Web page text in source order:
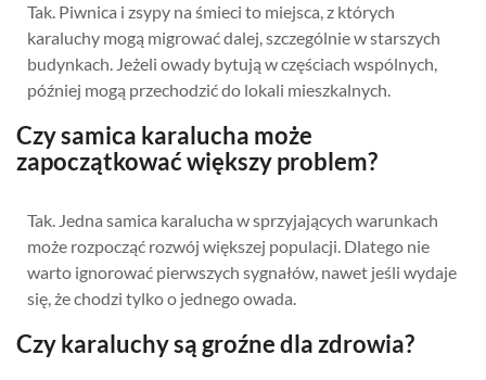
Tak. Piwnica i zsypy na śmieci to miejsca, z których
karaluchy mogą migrować dalej, szczególnie w starszych
budynkach. Jeżeli owady bytują w częściach wspólnych,
później mogą przechodzić do lokali mieszkalnych.
Czy samica karalucha może
zapoczątkować większy problem?
Tak. Jedna samica karalucha w sprzyjających warunkach
może rozpocząć rozwój większej populacji. Dlatego nie
warto ignorować pierwszych sygnałów, nawet jeśli wydaje
się, że chodzi tylko o jednego owada.
Czy karaluchy są groźne dla zdrowia?